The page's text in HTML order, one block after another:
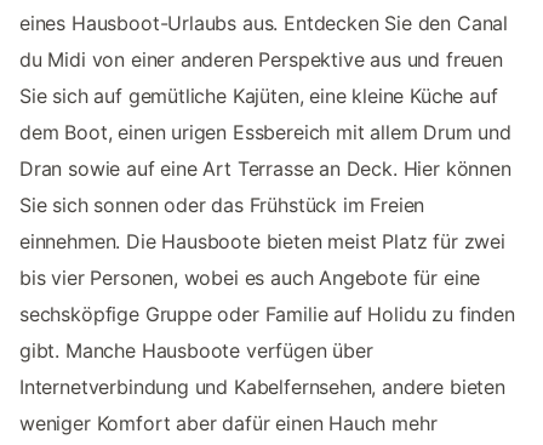
eines Hausboot-Urlaubs aus. Entdecken Sie den Canal
du Midi von einer anderen Perspektive aus und freuen
Sie sich auf gemütliche Kajüten, eine kleine Küche auf
dem Boot, einen urigen Essbereich mit allem Drum und
Dran sowie auf eine Art Terrasse an Deck. Hier können
Sie sich sonnen oder das Frühstück im Freien
einnehmen. Die Hausboote bieten meist Platz für zwei
bis vier Personen, wobei es auch Angebote für eine
sechsköpfige Gruppe oder Familie auf Holidu zu finden
gibt. Manche Hausboote verfügen über
Internetverbindung und Kabelfernsehen, andere bieten
weniger Komfort aber dafür einen Hauch mehr